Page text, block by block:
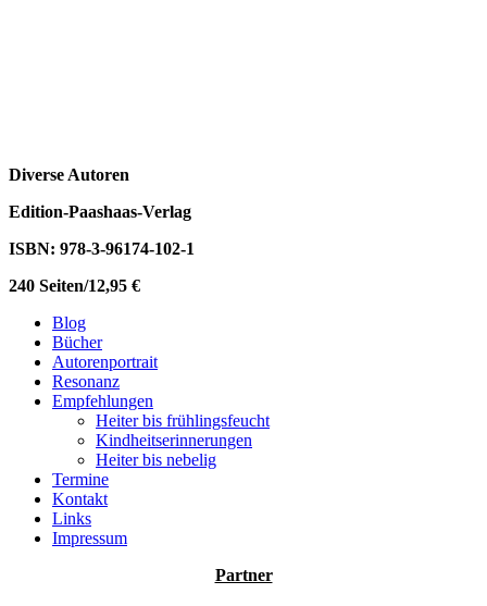
Diverse Autoren
Edition-Paashaas-Verlag
ISBN: 978-3-96174-102-1
240 Seiten/12,95 €
Blog
Bücher
Autorenportrait
Resonanz
Empfehlungen
Heiter bis frühlingsfeucht
Kindheitserinnerungen
Heiter bis nebelig
Termine
Kontakt
Links
Impressum
Partner